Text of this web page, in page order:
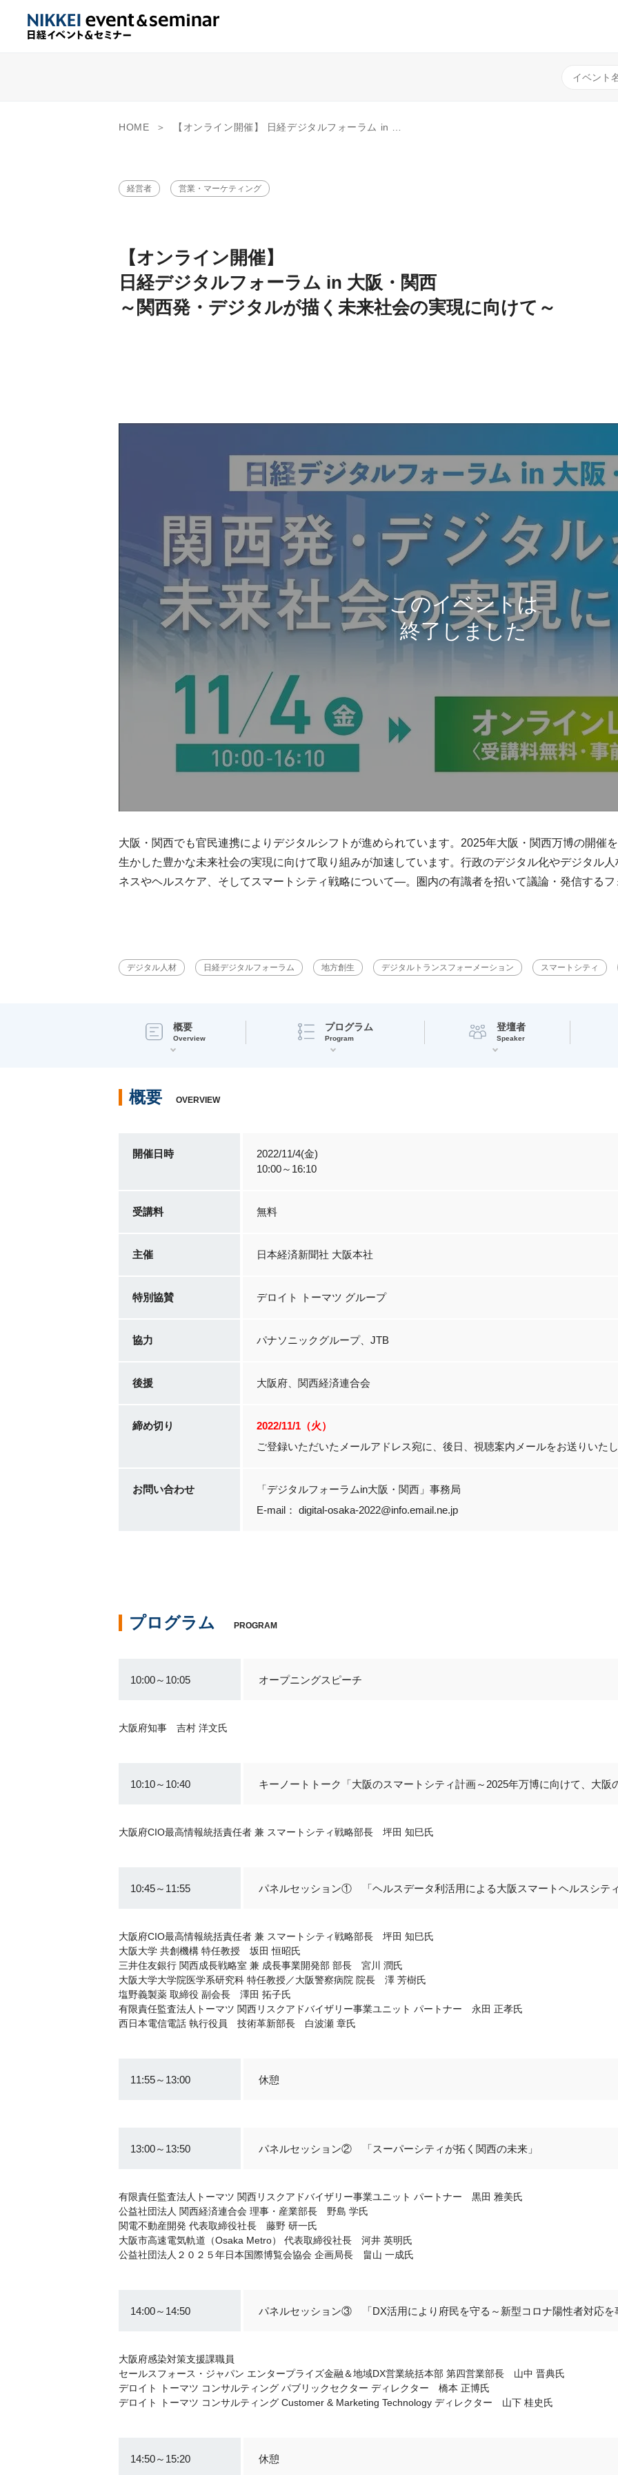
HOME 【オンライン開催】 日経デジタルフォーラム in 大阪・関西 ～関西発・デジタルが描く未来社会の実現に向けて～
経営者 営業・マーケティング
【オンライン開催】
日経デジタルフォーラム in 大阪・関西
～関西発・デジタルが描く未来社会の実現に向けて～
大阪・関西でも官民連携によりデジタルシフトが進められています。2025年大阪・関西万博の開催
生かした豊かな未来社会の実現に向けて取り組みが加速しています。行政のデジタル化やデジタル
ネスやヘルスケア、そしてスマートシティ戦略について―。圏内の有識者を招いて議論・発信する
デジタル人材 日経デジタルフォーラム 地方創生 デジタルトランスフォーメーション スマートシティ
概要
Overview
プログラム
Program
登壇者
Speaker
概要 OVERVIEW
開催日時
2022/11/4(金)
10:00～16:10
受講料 無料
主催 日本経済新聞社 大阪本社
特別協賛 デロイト トーマツ グループ
協力 パナソニックグループ、JTB
後援 大阪府、関西経済連合会
締め切り
2022/11/1（火）
ご登録いただいたメールアドレス宛に、後日、視聴案内メールをお送りいた
お問い合わせ
「デジタルフォーラムin大阪・関西」事務局
E-mail： digital-osaka-2022@info.email.ne.jp
プログラム PROGRAM
10:00～10:05 オープニングスピーチ
大阪府知事 吉村 洋文氏
10:10～10:40 キーノートトーク「大阪のスマートシティ計画～2025年万博に向けて、大
大阪府CIO最高情報統括責任者 兼 スマートシティ戦略部長 坪田 知巳氏
10:45～11:55 パネルセッション① 「ヘルスデータ利活用による大阪スマートヘルスシテ
大阪府CIO最高情報統括責任者 兼 スマートシティ戦略部長 坪田 知巳氏
大阪大学 共創機構 特任教授 坂田 恒昭氏
三井住友銀行 関西成長戦略室 兼 成長事業開発部 部長 宮川 潤氏
大阪大学大学院医学系研究科 特任教授／大阪警察病院 院長 澤 芳樹氏
塩野義製薬 取締役 副会長 澤田 拓子氏
有限責任監査法人トーマツ 関西リスクアドバイザリー事業ユニット パートナー 永田 正孝氏
西日本電信電話 執行役員 技術革新部長 白波瀬 章氏
11:55～13:00 休憩
13:00～13:50 パネルセッション② 「スーパーシティが拓く関西の未来」
有限責任監査法人トーマツ 関西リスクアドバイザリー事業ユニット パートナー 黒田 雅美氏
公益社団法人 関西経済連合会 理事・産業部長 野島 学氏
関電不動産開発 代表取締役社長 藤野 研一氏
大阪市高速電気軌道（Osaka Metro） 代表取締役社長 河井 英明氏
公益社団法人２０２５年日本国際博覧会協会 企画局長 畠山 一成氏
14:00～14:50 パネルセッション③ 「DX活用により府民を守る～新型コロナ陽性者対応を
大阪府感染対策支援課職員
セールスフォース・ジャパン エンタープライズ金融＆地域DX営業統括本部 第四営業部長 山中 晋典氏
デロイト トーマツ コンサルティング パブリックセクター ディレクター 橋本 正博氏
デロイト トーマツ コンサルティング Customer & Marketing Technology ディレクター 山下 桂史氏
14:50～15:20 休憩